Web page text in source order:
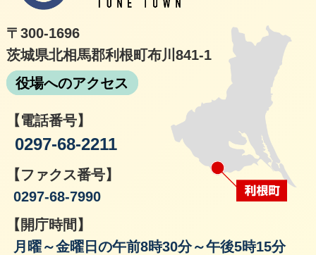
〒300-1696
茨城県北相馬郡利根町布川841-1
役場へのアクセス
【電話番号】
0297-68-2211
【ファクス番号】
0297-68-7990
【開庁時間】
月曜～金曜日の午前8時30分～午後5時15分